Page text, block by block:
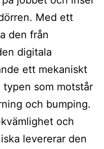
Med ett
den från
digitala
ett mekaniskt
som motstår
och bumping.
och
levererar den